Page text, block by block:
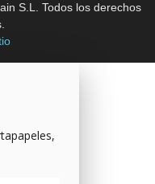
S.L. Todos los derechos